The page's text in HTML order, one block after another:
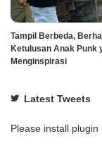
Tampil Berbeda,
Ketulusan Anak Punk
Menginspirasi
Latest Tweets
Please install